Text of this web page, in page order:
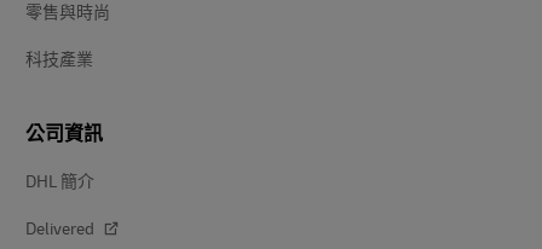
零售與時尚
科技產業
公司資訊
DHL 簡介
Delivered